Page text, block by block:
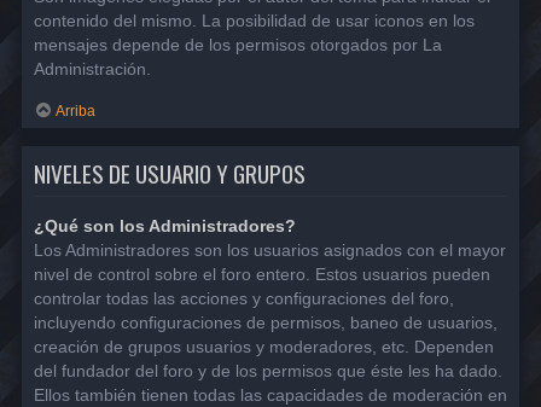
contenido del mismo. La posibilidad de usar iconos en los
mensajes depende de los permisos otorgados por La
Administración.
Arriba
NIVELES DE USUARIO Y GRUPOS
¿Qué son los Administradores?
Los Administradores son los usuarios asignados con el mayor
nivel de control sobre el foro entero. Estos usuarios pueden
controlar todas las acciones y configuraciones del foro,
incluyendo configuraciones de permisos, baneo de usuarios,
creación de grupos usuarios y moderadores, etc. Dependen
del fundador del foro y de los permisos que éste les ha dado.
Ellos también tienen todas las capacidades de moderación en